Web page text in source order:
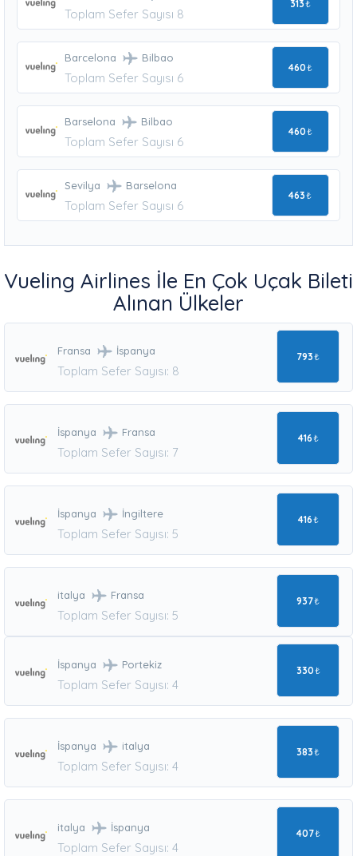
Toplam Sefer Sayısı 8
313₺
Barcelona Bilbao
Toplam Sefer Sayısı 6
460₺
Barselona Bilbao
Toplam Sefer Sayısı 6
460₺
Sevilya Barselona
Toplam Sefer Sayısı 6
463₺
Vueling Airlines İle En Çok Uçak Bileti
Alınan Ülkeler
Fransa İspanya
Toplam Sefer Sayısı: 8
793₺
İspanya Fransa
Toplam Sefer Sayısı: 7
416₺
İspanya İngiltere
Toplam Sefer Sayısı: 5
416₺
italya Fransa
Toplam Sefer Sayısı: 5
937₺
İspanya Portekiz
Toplam Sefer Sayısı: 4
330₺
İspanya italya
Toplam Sefer Sayısı: 4
383₺
italya İspanya
Toplam Sefer Sayısı: 4
407₺